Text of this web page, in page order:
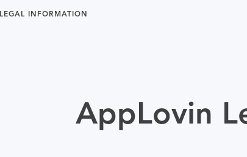
LEGAL INFORMATION
AppLovin